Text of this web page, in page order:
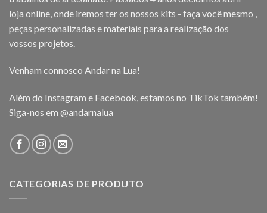
loja online, onde iremos ter os nossos kits - faça você mesmo ,
peças personalizadas e materiais para a realização dos
vossos projetos.
Venham connosco Andar na Lua!
Além do Instagram e Facebook, estamos no TikTok também!
Siga-nos em @andarnalua
CATEGORIAS DE PRODUTO